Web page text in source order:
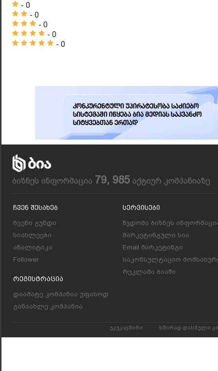
- 0
- 0
- 0
- 0
- 0
ბიზნეს ინფორმაცია 79, 985 აქტიურ კომპანიაზე
Ჩვენ Შესახებ
ჩვენი გუნდი
სიახლეები
ანალიტიკა
Follower
Რეგისტრაცია
დაამატე კომპანია უფასოდ
განაახლე კომპანია
Სერვისები
წვდომა ბიზნეს
მარკეტინგული სია
Email მარკეტინგი
საკონსულტაციო
რეკლამა ბიაში
უკუკავშირი ხშირად დასმული